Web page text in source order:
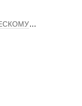
AGRUMI 250 МЛ